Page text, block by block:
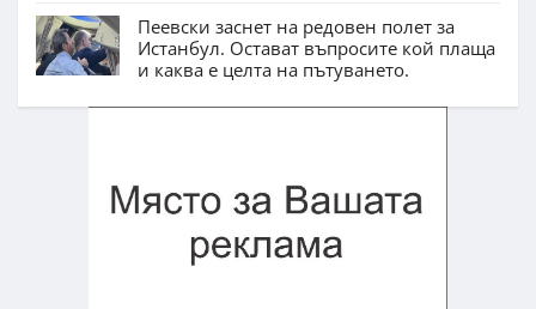
Пеевски заснет на редовен полет за
Истанбул. Остават въпросите кой плаща
и каква е целта на пътуването.